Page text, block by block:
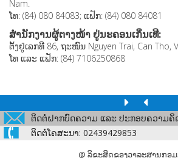
Nam.
ໂທ: (84) 080 84083; ແຟັກ: (84) 080 84081
ສຳນັກງານຜູ້ຕາງໜ້າ ຢູ່ນະຄອນເກິ່ນເທີ:
ຕັ້ງຢູ່ເລກທີ 86, ຖະໜົນ Nguyen Trai, Can Tho,
ໂທ ແລະ ແຟັກ: (84) 7106250868
ຕິດຕໍ່ຝາກບົດຄວາມ ແລະ ປະກອບຄວາມຄິ
ຕິດຕໍ່ໂຄສະນາ: 02439429853
@ ລິຂະສິດຂອງວາລະສານກອ